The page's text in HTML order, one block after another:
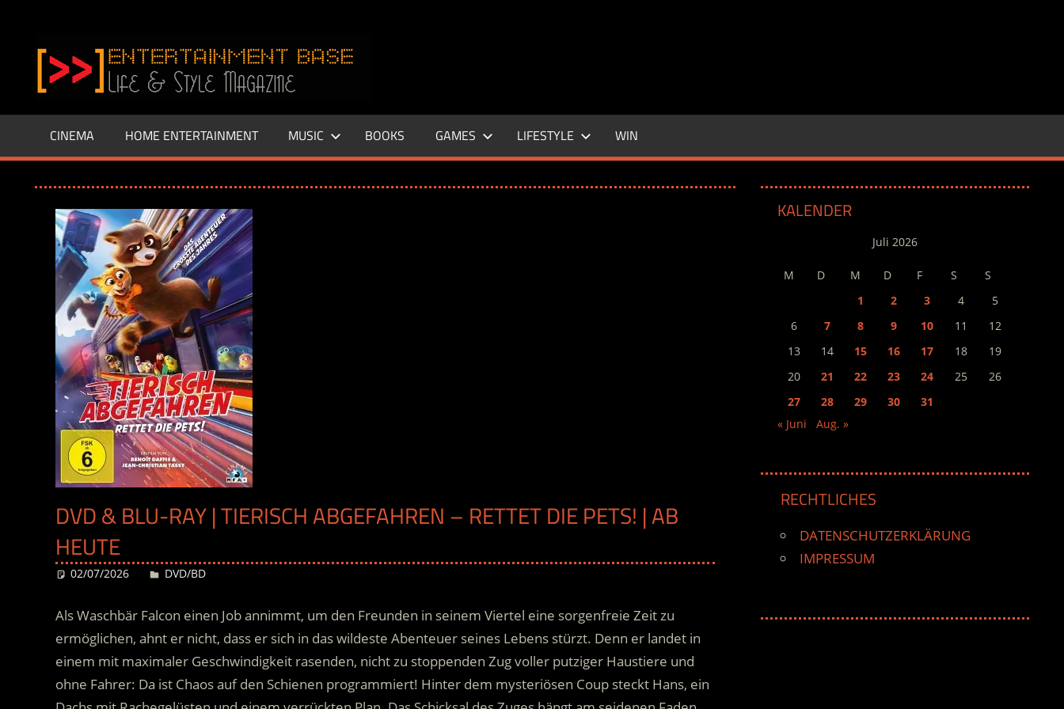
springen
–
LIFE
Base.de
CINEMA HOME ENTERTAINMENT MUSIC BOOKS GAMES LIFESTYLE WIN
DVD & BLU-RAY | TIERISCH ABGEFAHREN – RETTET DIE PETS! | AB
HEUTE
02/07/2026 Desiree
DVD/BD
Als Waschbär Falcon einen Job annimmt, um den Freunden in seinem Viertel eine sorgenfreie Zeit zu
ermöglichen, ahnt er nicht, dass er sich in das wildeste Abenteuer seines Lebens stürzt. Denn er landet in
einem mit maximaler Geschwindigkeit rasenden, nicht zu stoppenden Zug voller putziger Haustiere und
ohne Fahrer: Da ist Chaos auf den Schienen programmiert! Hinter dem mysteriösen Coup steckt Hans, ein
KALENDER
Juli 2026
M D M D F S
S
1
2 3 4
5
6
7 8 9 10 11
12
13
14 15 16 17 18
19
20
21 22 23 24 25
26
27
28 29 30
31
« Juni
Aug. »
RECHTLICHES
DATENSCHUTZERKLÄRUNG
IMPRESSUM